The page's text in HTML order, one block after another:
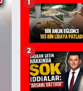
2